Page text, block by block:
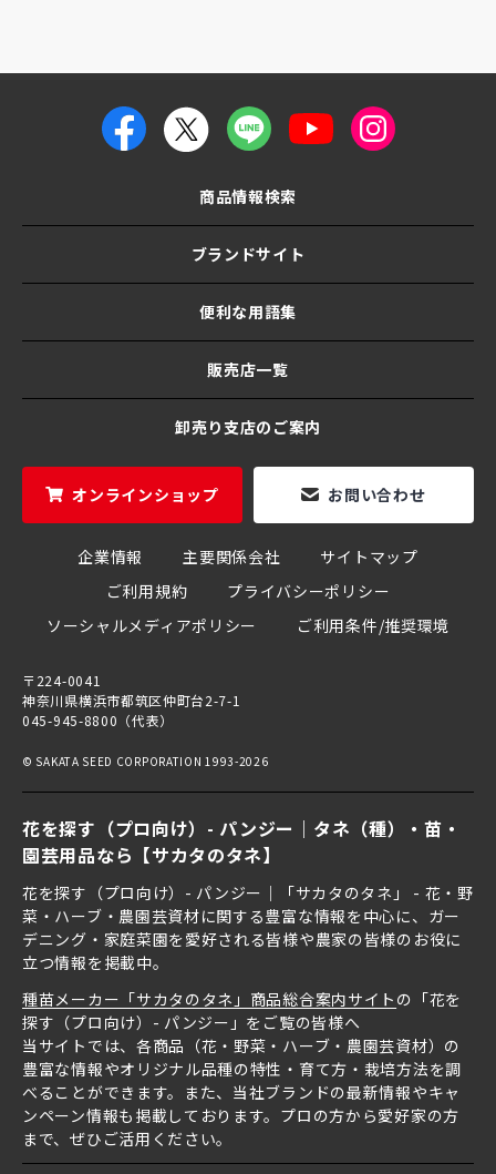
花を探す（プロ向け）- パンジー｜タネ（種）・苗・
園芸用品なら【サカタのタネ】
花を探す（プロ向け）- パンジー｜「サカタのタネ」 - 花・野
菜・ハーブ・農園芸資材に関する豊富な情報を中心に、ガー
デニング・家庭菜園を愛好される皆様や農家の皆様のお役に
立つ情報を掲載中。
種苗メーカー「サカタのタネ」商品総合案内サイト の「花を
探す（プロ向け）- パンジー」をご覧の皆様へ
当サイトでは、各商品（花・野菜・ハーブ・農園芸資材）の
豊富な情報やオリジナル品種の特性・育て方・栽培方法を調
べることができます。また、当社ブランドの最新情報やキャ
ンペーン情報も掲載しております。プロの方から愛好家の方
まで、ぜひご活用ください。
商品情報検索
ブランドサイト
便利な用語集
販売店一覧
卸売り支店のご案内
オンラインショップ お問い合わせ
企業情報 主要関係会社
サイトマップ
ご利用規約
プライバシーポリシー
ソーシャルメディアポリシー
ご利用条件/推奨環境
〒224-0041
神奈川県横浜市都筑区仲町台2-7-1
045-945-8800（代表）
© SAKATA SEED CORPORATION 1993-2026